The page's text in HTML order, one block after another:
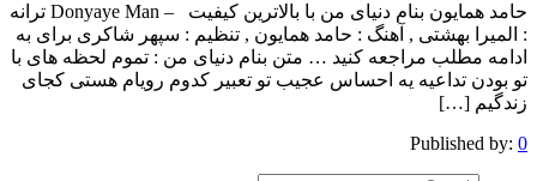
حامد همایون بنام دنیای من با بالاترین کیفیت – Donyaye Man ترانه
: المیرا بهشتی , آهنگ : حامد همایون , تنظیم : سپهر شاکری برای به
ادامه مطلب مراجعه کنید … متن بنام دنیای من : تموم لحظه های با
تو بودن تداعیه یه احساس عجیب تو تعبیر کدوم رویام هستی کجای
زندگیم […]
Published by: 0